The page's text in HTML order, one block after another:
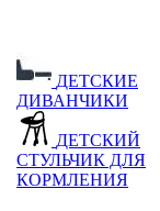
ДЕТСКИЕ
ДИВАНЧИКИ
ДЕТСКИЙ
СТУЛЬЧИК ДЛЯ
КОРМЛЕНИЯ